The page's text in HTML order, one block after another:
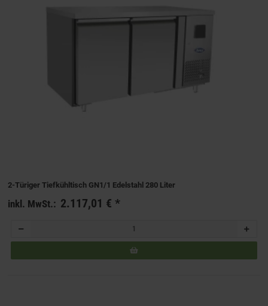
2-Türiger Tiefkühltisch GN1/1 Edelstahl 280 Liter
inkl. MwSt.: 2.117,01 €*